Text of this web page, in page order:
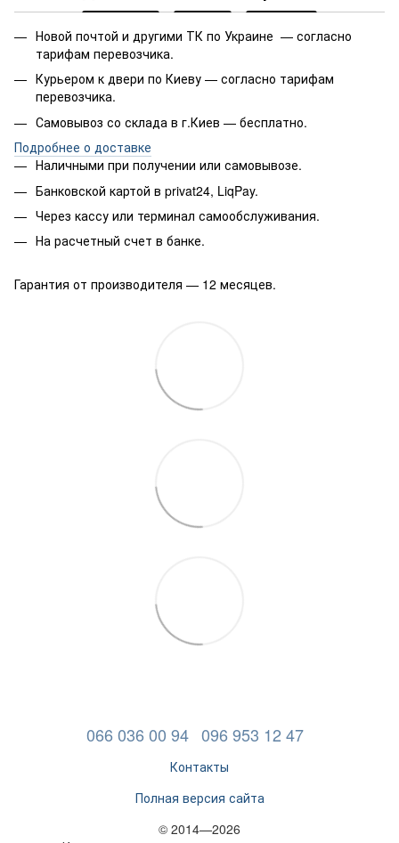
Новой почтой и другими ТК по Украине — согласно
тарифам перевозчика.
Курьером к двери по Киеву — согласно тарифам
перевозчика.
Самовывоз со склада в г.Киев — бесплатно.
Подробнее о доставке
Наличными при получении или самовывозе.
Банковской картой в privat24, LiqPay.
Через кассу или терминал самообслуживания.
На расчетный счет в банке.
Гарантия от производителя — 12 месяцев.
066 036 00 94 096 953 12 47
Контакты
Полная версия сайта
© 2014—2026